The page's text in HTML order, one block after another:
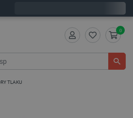
0
TLAKU